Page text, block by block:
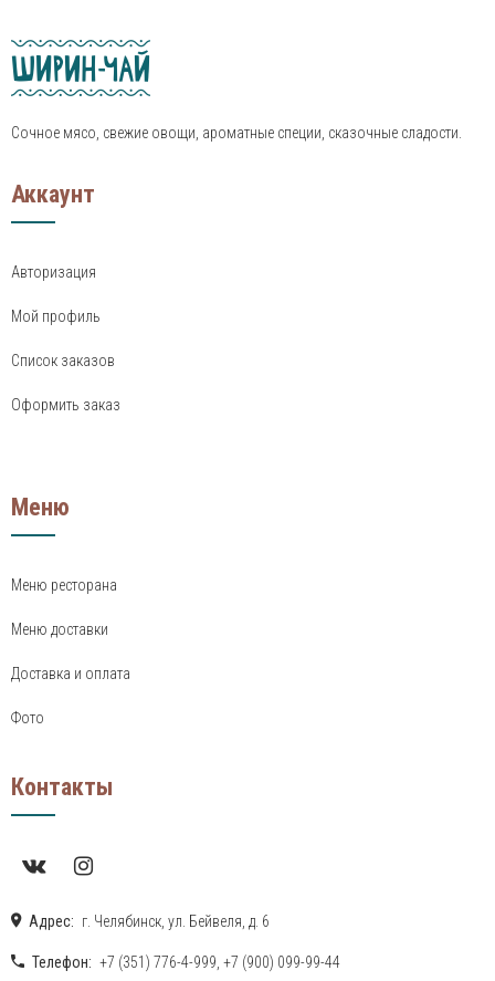
Сочное мясо, свежие овощи, ароматные специи, сказочные сладости.
Аккаунт
Авторизация
Мой профиль
Список заказов
Оформить заказ
Меню
Меню ресторана
Меню доставки
Доставка и оплата
Фото
Контакты
Адрес: г. Челябинск, ул. Бейвеля, д. 6
Телефон: +7 (351) 776-4-999 +7 (900) 099-99-44